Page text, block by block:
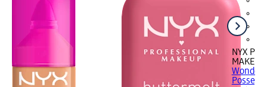
NYX
MAKEUP
Wonder
Posse, 6